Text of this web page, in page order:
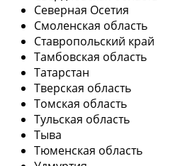
Северная Осетия
Смоленская область
Ставропольский край
Тамбовская область
Татарстан
Тверская область
Томская область
Тульская область
Тыва
Тюменская область